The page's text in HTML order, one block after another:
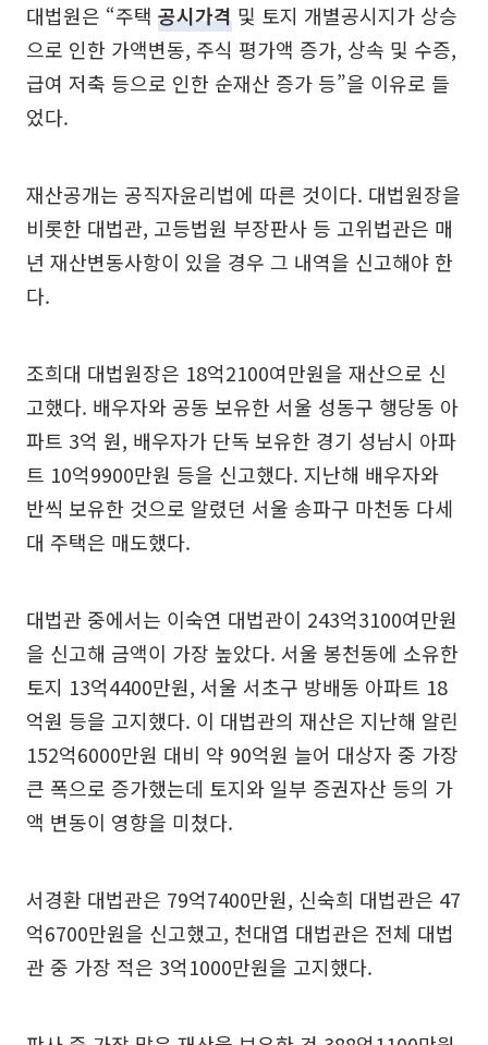
대법원은 “주택 공시가격 및 토지 개별공시지가 상승
으로 인한 가액변동, 주식 평가액 증가, 상속 및 수증,
급여 저축 등으로 인한 순재산 증가 등”을 이유로 들
었다.
재산공개는 공직자윤리법에 따른 것이다. 대법원장을
비롯한 대법관, 고등법원 부장판사 등 고위법관은 매
년 재산변동사항이 있을 경우 그 내역을 신고해야 한
다.
조희대 대법원장은 18억2100여만원을 재산으로 신
고했다. 배우자와 공동 보유한 서울 성동구 행당동 아
파트 3억 원, 배우자가 단독 보유한 경기 성남시 아파
트 10억9900만원 등을 신고했다. 지난해 배우자와
반씩 보유한 것으로 알렸던 서울 송파구 마천동 다세
대 주택은 매도했다.
대법관 중에서는 이숙연 대법관이 243억3100여만원
을 신고해 금액이 가장 높았다. 서울 봉천동에 소유한
토지 13억4400만원, 서울 서초구 방배동 아파트 18
억원 등을 고지했다. 이 대법관의 재산은 지난해 알린
152억6000만원 대비 약 90억원 늘어 대상자 중 가장
큰 폭으로 증가했는데 토지와 일부 증권자산 등의 가
액 변동이 영향을 미쳤다.
서경환 대법관은 79억7400만원, 신숙희 대법관은 47
억6700만원을 신고했고, 천대엽 대법관은 전체 대법
관 중 가장 적은 3억1000만원을 고지했다.